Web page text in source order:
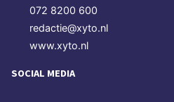
072 8200 600
redactie@xyto.nl
www.xyto.nl
SOCIAL MEDIA